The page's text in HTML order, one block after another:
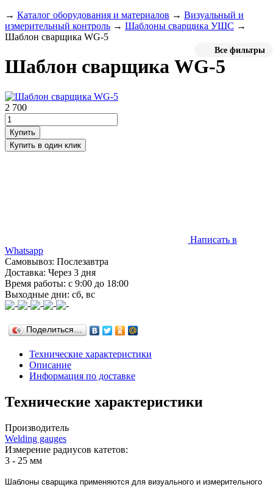
→ Каталог оборудования и материалов → Визуальный и
измерительный контроль → Шаблоны сварщика УШС →
Шаблон сварщика WG-5
Все фильтры
Шаблон сварщика WG-5
2 700
Написать в
Whatsapp
Самовывоз: Послезавтра
Доставка: Через 3 дня
Время работы: с 9:00 до 18:00
Выходные дни: сб, вс
Поделиться…
Технические характеристики
Описание
Информация по доставке
Технические характеристики
Производитель
Welding gauges
Измерение радиусов катетов:
3 - 25 мм
Шаблоны сварщика применяются для визуального и измерительного